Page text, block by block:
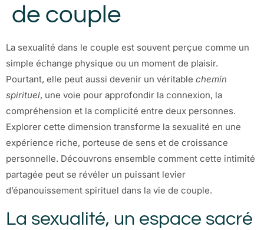
de couple
La sexualité dans le couple est souvent perçue comme un
simple échange physique ou un moment de plaisir.
Pourtant, elle peut aussi devenir un véritable chemin
spirituel, une voie pour approfondir la connexion, la
compréhension et la complicité entre deux personnes.
Explorer cette dimension transforme la sexualité en une
expérience riche, porteuse de sens et de croissance
personnelle. Découvrons ensemble comment cette intimité
partagée peut se révéler un puissant levier
d’épanouissement spirituel dans la vie de couple.
La sexualité, un espace sacré